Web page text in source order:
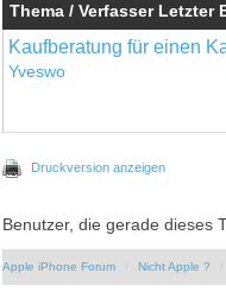
Thema / Verfasser Letzter
Kaufberatung für einen
Yveswo
Druckversion anzeigen
Benutzer, die gerade dieses
Apple iPhone Forum Nicht Apple ?